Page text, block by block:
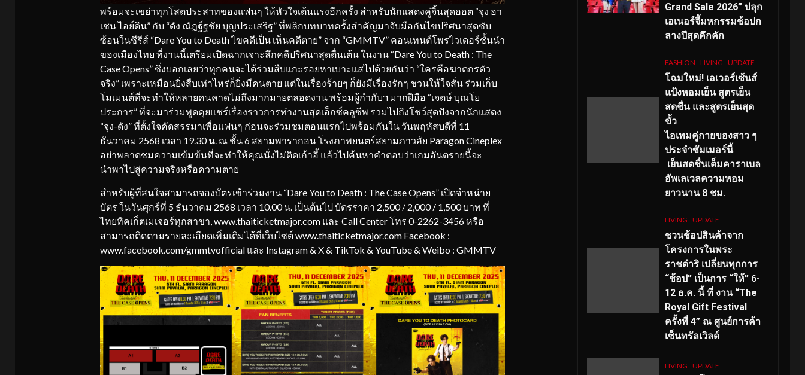
พร้อมจะเขย่าทุกโสตประสาทของแฟนๆ ให้หัวใจเต้นแรงอีกครั้ง สำหรับนักแสดงคู่จิ้นสุดฮอต “จุง อา
เชน ไอย์ดึน” กับ “ดัง ณัฎฐ์ฐชัย บุญประเสริฐ” ที่พลิกบทบาทครั้งสำคัญมาจับมือกันไขปริศนาสุดซับ
ซ้อนในซีรีส์ “Dare You to Death ไขคดีเป็น เห็นคดีตาย” จาก “GMMTV” คอนเทนต์โพรไวเดอร์ชั้นนำ
ของเมืองไทย ที่งานนี้เตรียมเปิดฉากเจาะลึกคดีปริศนาสุดตื่นเต้น ในงาน “Dare You to Death : The
Case Opens” ซึ่งบอกเลยว่าทุกคนจะได้ร่วมสืบแกะรอยหาเบาะแสไปด้วยกันว่า “ใครคือฆาตกรตัว
จริง” เพราะเหมือนยิ่งสืบเท่าไหร่ก็ยิ่งมีคนตาย แต่ในเรื่องร้ายๆ ก็ยังมีเรื่องรักๆ ชวนให้ใจสั่น ร่วมเก็บ
โมเมนต์ที่จะทำให้หลายคนคาดไม่ถึงมากมายตลอดงาน พร้อมผู้กำกับฯ มากฝีมือ “เจตษ์ บุณโย
ประการ” ที่จะมาร่วมพูดคุยแชร์เรื่องราวการทำงานสุดเอ็กซ์คลูซีพ รวมไปถึงโชว์สุดปังจากนักแสดง
“จุง-ดัง” ที่ตั้งใจคัดสรรมาเพื่อแฟนๆ ก่อนจะร่วมชมตอนแรกไปพร้อมกันใน วันพฤหัสบดีที่ 11
ธันวาคม 2568 เวลา 19.30 น. ณ ชั้น 6 สยามพารากอน โรงภาพยนตร์สยามภาวลัย Paragon Cineplex
อย่าพลาดชมความเข้มข้นที่จะทำให้คุณนั่งไม่ติดเก้าอี้ แล้วไปค้นหาคำตอบว่าเกมอันตรายนี้จะ
นำพาไปสู่ความจริงหรือความตาย
สำหรับผู้ที่สนใจสามารถจองบัตรเข้าร่วมงาน “Dare You to Death : The Case Opens” เปิดจำหน่าย
บัตร ในวันศุกร์ที่ 5 ธันวาคม 2568 เวลา 10.00 น. เป็นต้นไป บัตรราคา 2,500 / 2,000 / 1,500 บาท ที่
ไทยทิคเก็ตเมเจอร์ทุกสาขา, www.thaiticketmajor.com และ Call Center โทร 0-2262-3456 หรือ
สามารถติดตามรายละเอียดเพิ่มเติมได้ที่เว็บไซต์ www.thaiticketmajor.com Facebook :
www.facebook.com/gmmtvofficial และ Instagram & X & TikTok & YouTube & Weibo : GMMTV
Grand Sale 2026” ปลุก
เอเนอร์จี้มหกรรมช้อปก
ลางปีสุดคึกคัก
FASHION LIVING UPDATE
โฉมใหม่! เอเวอร์เซ้นส์
แป้งหอมเย็น สูตรเย็น
สดชื่น และสูตรเย็นสุด
ขั้ว
ไอเทมคู่กายของสาว ๆ
ประจำซัมเมอร์นี้
เย็นสดชื่นเต็มคาราเบล
อัพเลเวลความหอม
ยาวนาน 8 ชม.
LIVING UPDATE
ชวนช้อปสินค้าจาก
โครงการในพระ
ราชดำริ เปลี่ยนทุกการ
“ช้อป” เป็นการ “ให้” 6-
12 ธ.ค. นี้ ที่ งาน “The
Royal Gift Festival
ครั้งที่ 4” ณ ศูนย์การค้า
เซ็นทรัลเวิลด์
LIVING UPDATE